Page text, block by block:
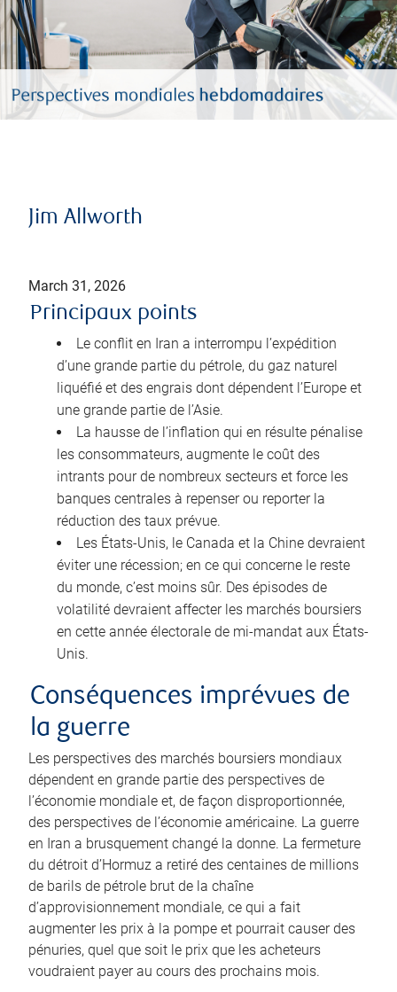
Jim Allworth
March 31, 2026
Principaux points
Le conflit en Iran a interrompu l’expédition
d’une grande partie du pétrole, du gaz naturel
liquéfié et des engrais dont dépendent l’Europe et
une grande partie de l’Asie.
La hausse de l’inflation qui en résulte pénalise
les consommateurs, augmente le coût des
intrants pour de nombreux secteurs et force les
banques centrales à repenser ou reporter la
réduction des taux prévue.
Les États-Unis, le Canada et la Chine devraient
éviter une récession; en ce qui concerne le reste
du monde, c’est moins sûr. Des épisodes de
volatilité devraient affecter les marchés boursiers
en cette année électorale de mi-mandat aux États-
Unis.
Conséquences imprévues de
la guerre
Les perspectives des marchés boursiers mondiaux
dépendent en grande partie des perspectives de
l’économie mondiale et, de façon disproportionnée,
des perspectives de l’économie américaine. La guerre
en Iran a brusquement changé la donne. La fermeture
du détroit d’Hormuz a retiré des centaines de millions
de barils de pétrole brut de la chaîne
d’approvisionnement mondiale, ce qui a fait
augmenter les prix à la pompe et pourrait causer des
pénuries, quel que soit le prix que les acheteurs
voudraient payer au cours des prochains mois.